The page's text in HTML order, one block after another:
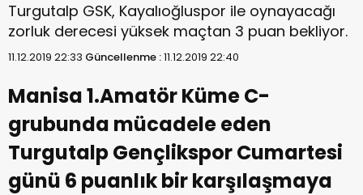
Turgutalp GSK, Kayalıoğluspor ile oynayacağı
zorluk derecesi yüksek maçtan 3 puan bekliyor.
11.12.2019 22:33 Güncellenme :11.12.2019 22:40
Manisa 1.Amatör Küme C-
grubunda mücadele eden
Turgutalp Gençlikspor Cumartesi
günü 6 puanlık bir karşılaşmaya